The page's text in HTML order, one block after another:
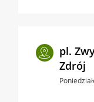
pl.
Zdrój